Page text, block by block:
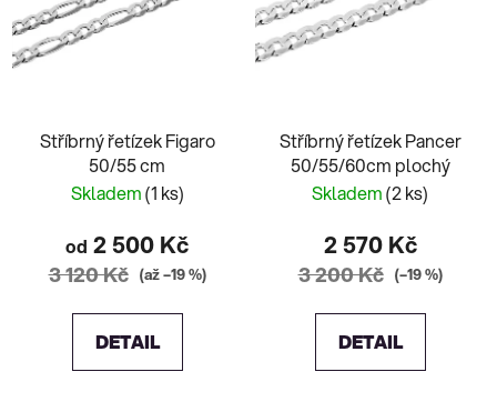
Stříbrný řetízek Figaro
50/55 cm
Skladem(1 ks)
od 2 500 Kč
3 120 Kč (až –19 %)
DETAIL
Stříbrný řetízek Pancer
50/55/60cm plochý
Skladem(2 ks)
2 570 Kč
3 200 Kč (–19 %)
DETAIL